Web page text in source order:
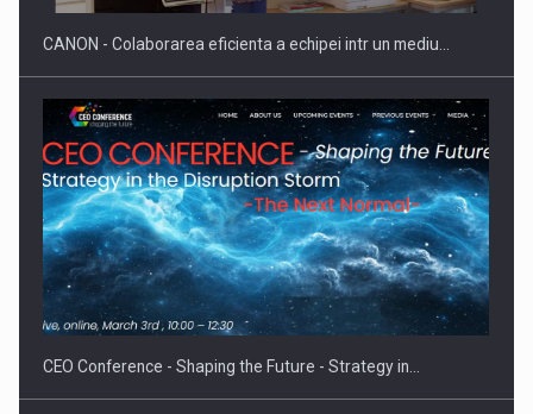
Proteinmaxxing and the Future of Protein Demand
CANON - Colaborarea eficienta a echipei intr un mediu…
CEO Conference - Shaping the Future - Strategy in…